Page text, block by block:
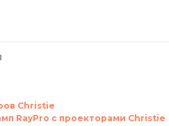
Christie
RayPro с проекторами Christie